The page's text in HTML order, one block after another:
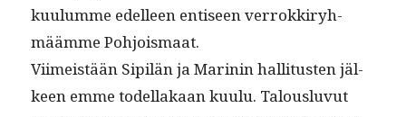
kuu­lumme edelleen entiseen ver­rokkiryh­
määmme Pohjoismaat.
Viimeistään Sip­ilän ja Marinin hal­li­tusten jäl­
keen emme todel­lakaan kuu­lu. Talous­lu­vut